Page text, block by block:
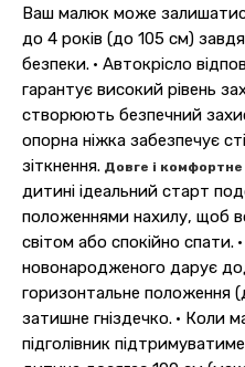
Ваш малюк може
до 4 років (до 105 см)
безпеки. • Автокрісло
гарантує високий рівень
створюють безпечний
опорна ніжка забезпечує
зіткнення. Довге і
дитині ідеальний старт
положеннями нахилу, щоб
світом або спокійно спати.
новонародженого дарує
горизонтальне положення
затишне гніздечко. • Коли
підголівник